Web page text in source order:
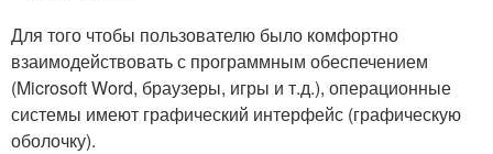
Для того чтобы пользователю было комфортно
взаимодействовать с программным обеспечением
(Microsoft Word, браузеры, игры и т.д.), операционные
системы имеют графический интерфейс (графическую
оболочку).